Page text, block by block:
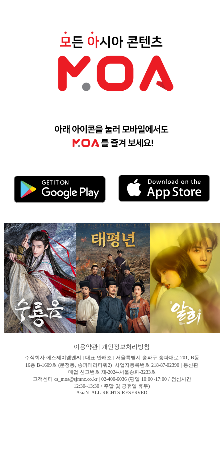
이용약관 개인정보처리방침
주식회사 에스제이엠엔씨 | 대표 안해조 | 서울특별시 송파구 송파대로 201, B동
16층 B-1609호 (문정동, 송파테라타워2) 사업자등록번호 218-87-02390 | 통신판
매업 신고번호 제-2024-서울송파-3233호
고객센터 cs_moa@sjmnc.co.kr | 02-400-6036 (평일 10:00~17:00 / 점심시간
12:30~13:30 / 주말 및 공휴일 휴무)
AsiaN. ALL RIGHTS RESERVED